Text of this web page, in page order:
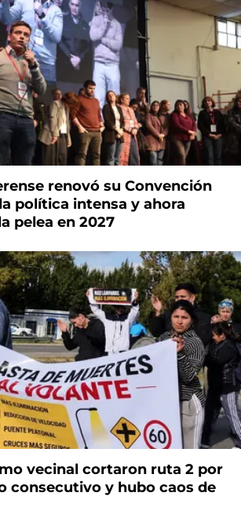
renovó su Convención
política intensa y ahora
pelea en 2027
vecinal cortaron ruta 2 por
consecutivo y hubo caos de